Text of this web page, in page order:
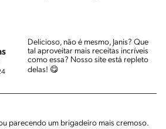
Delicioso, não é mesmo, Janis? Que
tal aproveitar mais receitas incríveis
como essa? Nosso site está repleto
delas! 😋
parecendo um brigadeiro mais cremoso.